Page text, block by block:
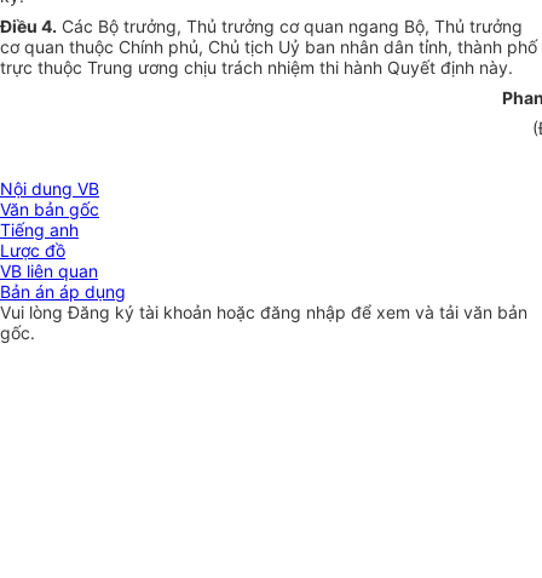
Điều 4. Các Bộ trưởng, Thủ trưởng cơ quan ngang Bộ, Thủ trưởng
cơ quan thuộc Chính phủ, Chủ tịch Uỷ ban nhân dân tỉnh, thành phố
trực thuộc Trung ương chịu trách nhiệm thi hành Quyết định này.
Nội dung VB
Văn bản gốc
Tiếng anh
Lược đồ
VB liên quan
Bản án áp dụng
Vui lòngĐăng ký tài khoản hoặc đăng nhập để xem và tải văn bản
gốc.